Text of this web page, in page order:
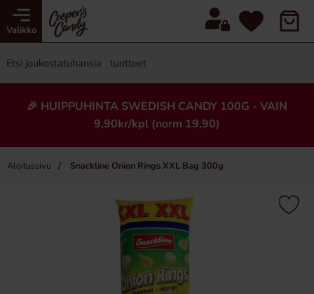
Valikko
🎉 HUIPPUHINTA SWEDISH CANDY 100G - VAIN
9,90kr/kpl (norm 19,90)
Aloitussivu Snackline Onion Rings XXL Bag 300g
×